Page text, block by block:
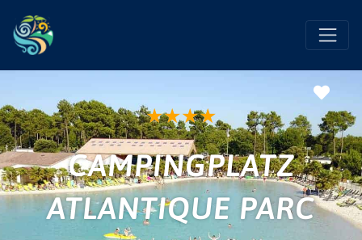
★★★★
CAMPINGPLATZ
ATLANTIQUE PARC